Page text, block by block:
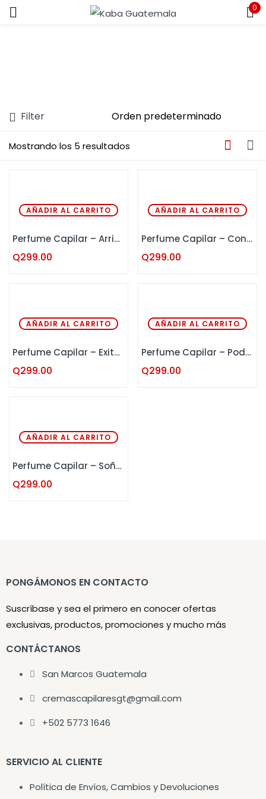
0
Mostrando los 5 resultados
Filter
AÑADIR AL CARRITO
Perfume Capilar – Arriesgada Kaba 120 ML
Q299.00
AÑADIR AL CARRITO
Perfume Capilar – Confidente Kaba 120 ML
Q299.00
AÑADIR AL CARRITO
Perfume Capilar – Exitosa Kaba 120 ML
Q299.00
AÑADIR AL CARRITO
Perfume Capilar – Poderosa Kaba 120 ML
Q299.00
AÑADIR AL CARRITO
Perfume Capilar – Soñadora Kaba 120 ML
Q299.00
PONGÁMONOS EN CONTACTO
Suscríbase y sea el primero en conocer ofertas
exclusivas, productos, promociones y mucho más
CONTÁCTANOS
San Marcos Guatemala
cremascapilaresgt@gmail.com
+502 5773 1646
SERVICIO AL CLIENTE
Política de Envíos, Cambios y Devoluciones
Remember me Lost password?
LOG IN